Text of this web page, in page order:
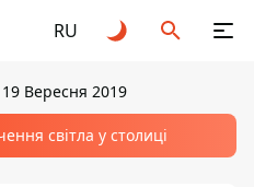
RU
Вересня 2019
світла у столиці